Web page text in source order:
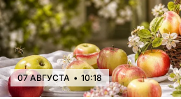
07 АВГУСТА • 10:18